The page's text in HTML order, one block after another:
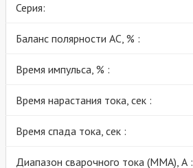
Серия:
Баланс полярности АС, % :
Время импульса, % :
Время нарастания тока, сек :
Время спада тока, сек :
Диапазон сварочного тока (MMA), А :